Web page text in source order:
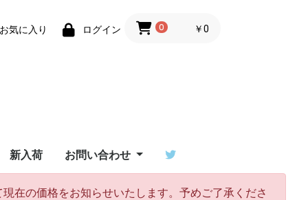
気に入り ログイン 0 ￥0
ザーサ
ユーザ
ンデ
ウン
比較
新入荷 お問い合わせ
ご利用ガイド
特定商取引法に基づく
Flowtoys社製品の保
Lighttoys社製品の保
ビジュアルポイをご検
お問い合わせフォーム
出演依頼はポイラボへ
在の価格をお知らせいたします。予めご了承くださ